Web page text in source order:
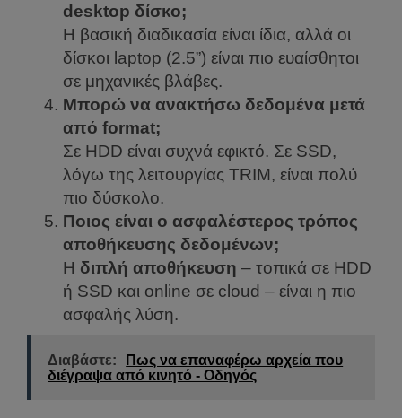
desktop δίσκο;
Η βασική διαδικασία είναι ίδια, αλλά οι
δίσκοι laptop (2.5”) είναι πιο ευαίσθητοι
σε μηχανικές βλάβες.
Μπορώ να ανακτήσω δεδομένα μετά
από format;
Σε HDD είναι συχνά εφικτό. Σε SSD,
λόγω της λειτουργίας TRIM, είναι πολύ
πιο δύσκολο.
Ποιος είναι ο ασφαλέστερος τρόπος
αποθήκευσης δεδομένων;
Η διπλή αποθήκευση – τοπικά σε HDD
ή SSD και online σε cloud – είναι η πιο
ασφαλής λύση.
Διαβάστε:
Πως να επαναφέρω αρχεία που
διέγραψα από κινητό - Οδηγός